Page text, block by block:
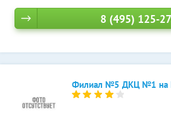
8 (495) 125-
Филиал №5 ДКЦ №1 на